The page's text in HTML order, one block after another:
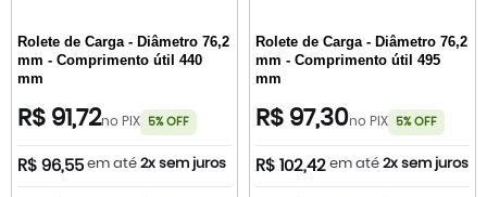
Rolete de Carga - Diâmetro 76,2
mm - Comprimento útil 440
mm
R$ 91,72no PIX 5% OFF
R$ 96,55 em até 2x sem juros
Rolete de Carga - Diâmetro 76,2
mm - Comprimento útil 495
mm
R$ 97,30no PIX 5% OFF
R$ 102,42 em até 2x sem juros